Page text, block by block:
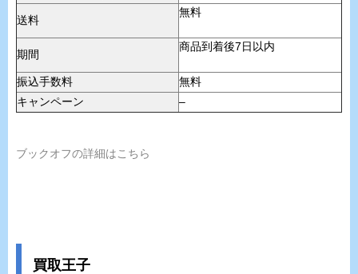
送料
無料
期間
商品到着後7日以内
振込手数料
無料
キャンペーン
–
ブックオフの詳細はこちら
買取王子